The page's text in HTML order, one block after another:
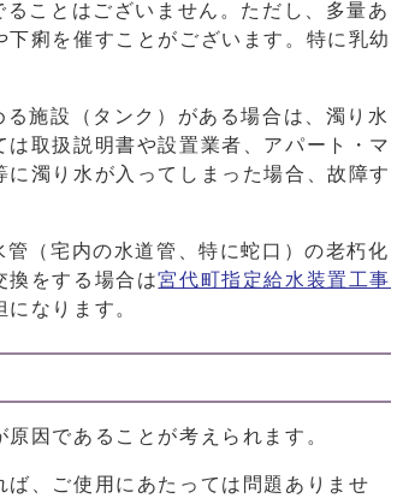
ことはございません。ただし、多量あ
痢を催すことがございます。特に乳幼
施設（タンク）がある場合は、濁り水
取扱説明書や設置業者、アパート・マ
濁り水が入ってしまった場合、故障す
（宅内の水道管、特に蛇口）の老朽化
換をする場合は宮代町指定給水装置工事
なります。
因であることが考えられます。
、ご使用にあたっては問題ありませ